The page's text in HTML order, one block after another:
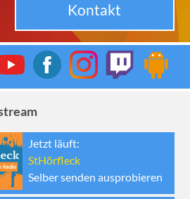
Kontakt
Jetzt läuft:
StHörfleck
Selber senden ausprobieren